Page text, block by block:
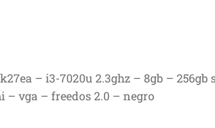
– i3-7020u 2.3ghz – 8gb – 256gb
vga – freedos 2.0 – negro